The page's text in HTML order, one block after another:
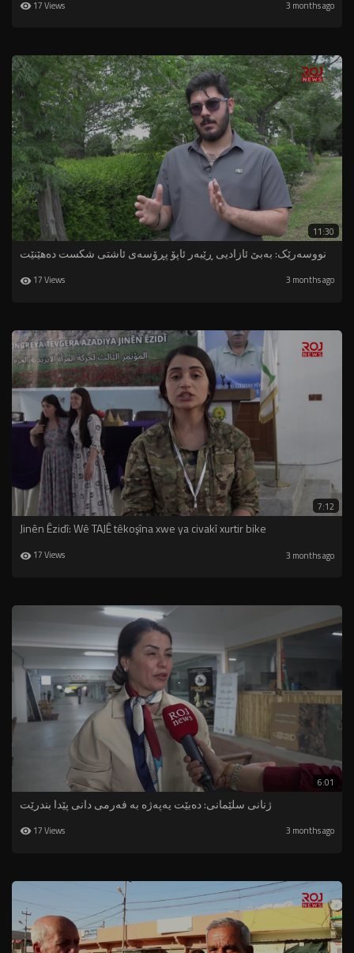
17 Views 3 months ago
11:30
نووسەرێک: بەبێ ئازادیی ڕێبەر ئاپۆ پڕۆسەی ئاشتی شکست دەهێنێت
17 Views 3 months ago
7:12
Jinên Êzidî: Wê TAJÊ têkoşîna xwe ya civakî xurtir bike
17 Views 3 months ago
6:01
ژنانی سلێمانی: دەبێت یەپەژە بە فەرمی دانی پێدا بندرێت
17 Views 3 months ago